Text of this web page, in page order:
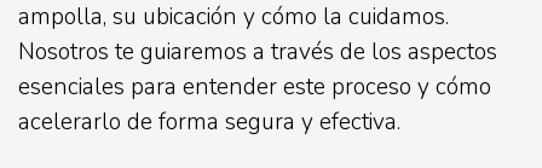
ampolla, su ubicación y cómo la cuidamos.
Nosotros te guiaremos a través de los aspectos
esenciales para entender este proceso y cómo
acelerarlo de forma segura y efectiva.